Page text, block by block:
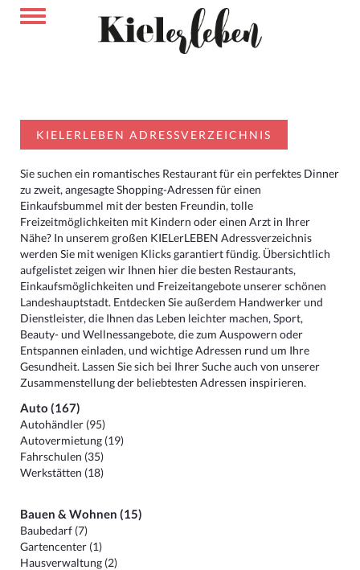
KIELERLEBEN ADRESSVERZEICHNIS
Sie suchen ein romantisches Restaurant für ein perfektes Dinner
zu zweit, angesagte Shopping-Adressen für einen
Einkaufsbummel mit der besten Freundin, tolle
Freizeitmöglichkeiten mit Kindern oder einen Arzt in Ihrer
Nähe? In unserem großen KIELerLEBEN Adressverzeichnis
werden Sie mit wenigen Klicks garantiert fündig. Übersichtlich
aufgelistet zeigen wir Ihnen hier die besten Restaurants,
Einkaufsmöglichkeiten und Freizeitangebote unserer schönen
Landeshauptstadt. Entdecken Sie außerdem Handwerker und
Dienstleister, die Ihnen das Leben leichter machen, Sport,
Beauty- und Wellnessangebote, die zum Auspowern oder
Entspannen einladen, und wichtige Adressen rund um Ihre
Gesundheit. Lassen Sie sich bei Ihrer Suche auch von unserer
Zusammenstellung der beliebtesten Adressen inspirieren.
Auto (167)
Autohändler (95)
Autovermietung (19)
Fahrschulen (35)
Werkstätten (18)
Bauen & Wohnen (15)
Baubedarf (7)
Gartencenter (1)
Hausverwaltung (2)